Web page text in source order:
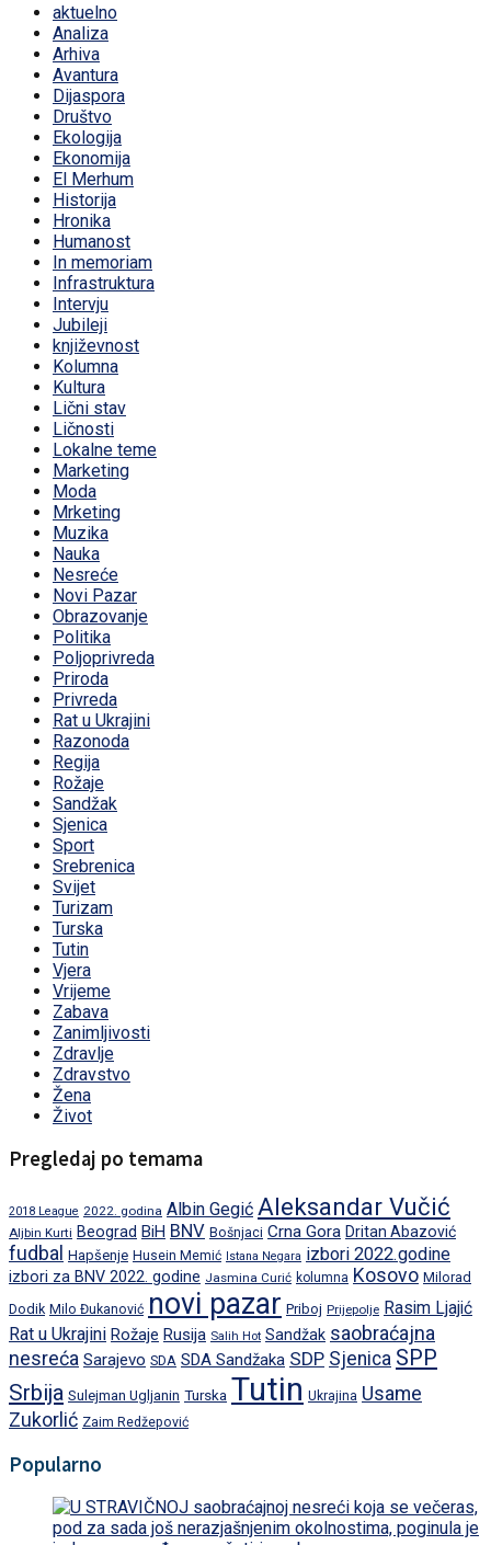
aktuelno
Analiza
Arhiva
Avantura
Dijaspora
Društvo
Ekologija
Ekonomija
El Merhum
Historija
Hronika
Humanost
In memoriam
Infrastruktura
Intervju
Jubileji
književnost
Kolumna
Kultura
Lični stav
Ličnosti
Lokalne teme
Marketing
Moda
Mrketing
Muzika
Nauka
Nesreće
Novi Pazar
Obrazovanje
Politika
Poljoprivreda
Priroda
Privreda
Rat u Ukrajini
Razonoda
Regija
Rožaje
Sandžak
Sjenica
Sport
Srebrenica
Svijet
Turizam
Turska
Tutin
Vjera
Vrijeme
Zabava
Zanimljivosti
Zdravlje
Zdravstvo
Žena
Život
Pregledaj po temama
2018 League 2022. godina Albin Gegić Aleksandar Vučić
Aljbin Kurti Beograd BiH BNV Bošnjaci Crna Gora Dritan Abazović
fudbal Hapšenje Husein Memić Istana Negara izbori 2022.godine
izbori za BNV 2022. godine Jasmina Curić kolumna Kosovo Milorad
Dodik Milo Đukanović novi pazar Priboj Prijepolje Rasim Ljajić
Rat u Ukrajini Rožaje Rusija Salih Hot Sandžak saobraćajna
nesreća Sarajevo SDA SDA Sandžaka SDP Sjenica SPP
Srbija Sulejman Ugljanin Turska Tutin Ukrajina Usame
Zukorlić Zaim Redžepović
Popularno